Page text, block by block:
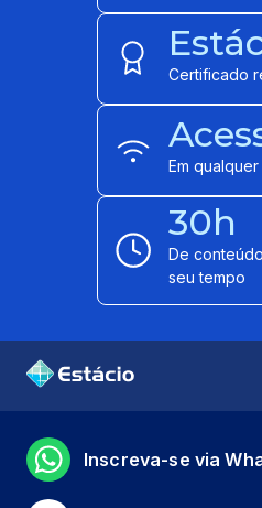
Certificado
Em
30h
De
seu tempo
Inscreva-se via